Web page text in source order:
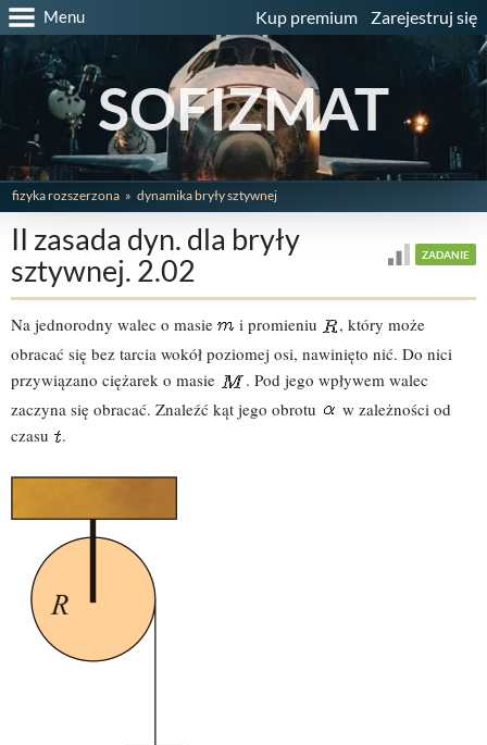
Menu Kup premium Zarejestruj się
SOFIZMAT
fizyka rozszerzona dynamika bryły sztywnej
II zasada dyn. dla bryły
sztywnej. 2.02
ZADANIE
Na jednorodny walec o masie i promieniu
, który może
obracać się bez tarcia wokół poziomej osi, nawinięto nić. Do nici
przywiązano ciężarek o masie
. Pod jego wpływem walec
zaczyna się obracać. Znaleźć kąt jego obrotu
w zależności od
czasu
.